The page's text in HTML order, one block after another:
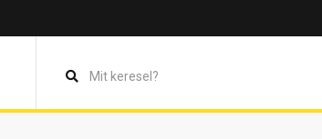
Vásárlói vélemények Kérdések és